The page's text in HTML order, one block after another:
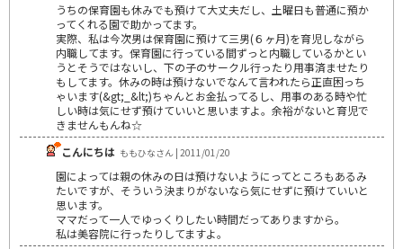
うちの保育園も休みでも預けて大丈夫だし、土曜日も普通に預か
ってくれる園で助かってます。
実際、私は今次男は保育園に預けて三男(６ヶ月)を育児しながら
内職してます。保育園に行っている間ずっと内職しているかとい
うとそうではないし、下の子のサークル行ったり用事済ませたり
もしてます。休みの時は預けないでなんて言われたら正直困っち
ゃいます(&gt;_&lt;)ちゃんとお金払ってるし、用事のある時や忙
しい時は気にせず預けていいと思いますよ。余裕がないと育児で
きませんもんね☆
こんにちは ももひなさん | 2011/01/20
園によっては親の休みの日は預けないようにってところもあるみ
たいですが、そういう決まりがないなら気にせずに預けていいと
思います。
ママだって一人でゆっくりしたい時間だってありますから。
私は美容院に行ったりしてますよ。